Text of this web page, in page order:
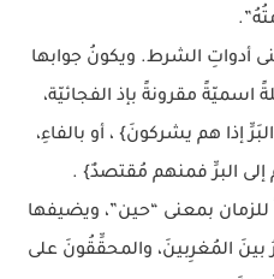
أدواتِ الشرط. ويكونُ جوابها
اسميّةً مقرونةً بإذ الفجائيّة،
إذا هم يشركونَ} ، أو بالفاءِ،
إلى البرِّ فمنهم مُقتصدٌ} .
بمعنى “حين”، ويضيفها
المُغرِبينَ، والمحقِّقُونَ على